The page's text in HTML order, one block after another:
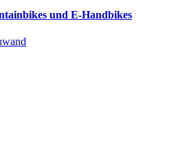
und E-Handbikes